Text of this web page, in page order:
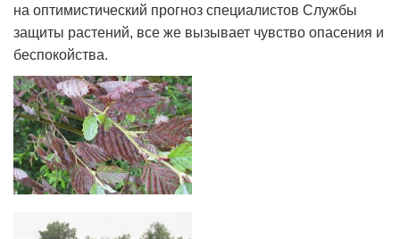
на оптимистический прогноз специалистов Службы
защиты растений, все же вызывает чувство опасения и
беспокойства.